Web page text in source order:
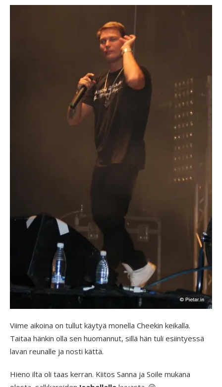
Viime aikoina on tullut käytyä monella Cheekin keikalla.
Taitaa hänkin olla sen huomannut, sillä hän tuli esiintyessä
lavan reunalle ja nosti kättä.
Hieno ilta oli taas kerran. Kiitos Sanna ja Soile mukana